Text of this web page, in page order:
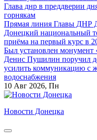
Глава днр в преддверии
горнякам
Прямая линия Главы ДНР
Донецкий национальный
приёма на первый курс в
Был установлен
Денис Пушилин поручил
усилить коммуникацию с
водоснабжения
10 Авг 2026, Пн
Новости Донецка